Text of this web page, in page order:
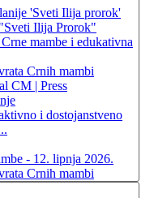
'Sveti Ilija prorok'
mambe i edukativna
CM | Press
i dostojanstveno
- 12. lipnja 2026.